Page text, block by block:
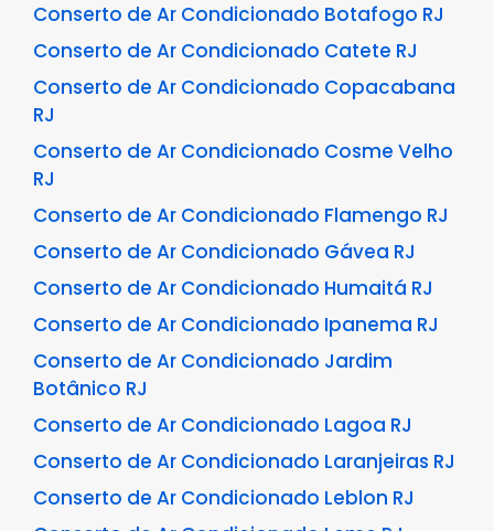
Conserto de Ar Condicionado Botafogo RJ
Conserto de Ar Condicionado Catete RJ
Conserto de Ar Condicionado Copacabana
RJ
Conserto de Ar Condicionado Cosme Velho
RJ
Conserto de Ar Condicionado Flamengo RJ
Conserto de Ar Condicionado Gávea RJ
Conserto de Ar Condicionado Humaitá RJ
Conserto de Ar Condicionado Ipanema RJ
Conserto de Ar Condicionado Jardim
Botânico RJ
Conserto de Ar Condicionado Lagoa RJ
Conserto de Ar Condicionado Laranjeiras RJ
Conserto de Ar Condicionado Leblon RJ